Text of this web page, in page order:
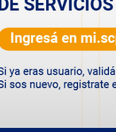
que no se llevan a
19, resultó oportuno
de Avda. Canadá y
Avenida Canadá se
pisos,
además se cambió la
capacidades físicas
del asociado a la hora